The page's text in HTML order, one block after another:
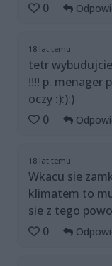
0
18 lat temu
tetr
!!!! p. menager
oczy :):):)
0
18 lat temu
Wkacu sie
klimatem to
sie z tego
0